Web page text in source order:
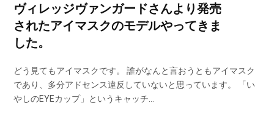
ヴィレッジヴァンガードさんより発売
されたアイマスクのモデルやってきま
した。
どう見てもアイマスクです。 誰がなんと言おうともアイマスク
であり、多分アドセンス違反していないと思っています。 「い
やしのEYEカップ」というキャッチ…